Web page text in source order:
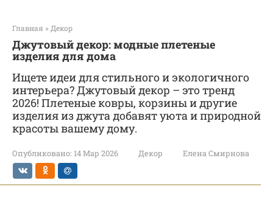
Главная » Декор
Джутовый декор: модные плетеные
изделия для дома
Ищете идеи для стильного и экологичного
интерьера? Джутовый декор – это тренд
2026! Плетеные ковры, корзины и другие
изделия из джута добавят уюта и природной
красоты вашему дому.
Опубликовано: 14 Мар 2026 Декор Елена Смирнова